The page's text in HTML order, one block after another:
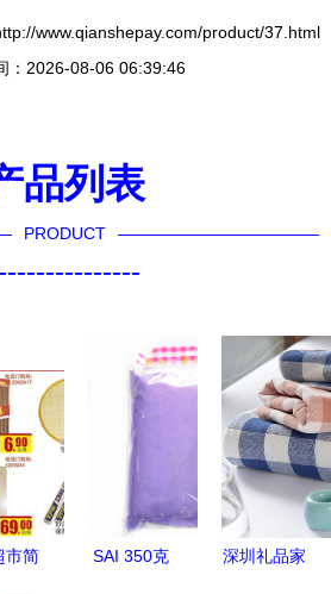
www.qianshepay.com/product/37.html
：2026-08-06 06:39:46
品列表
PRODUCT
市简
SAI 350克
深圳礼品家